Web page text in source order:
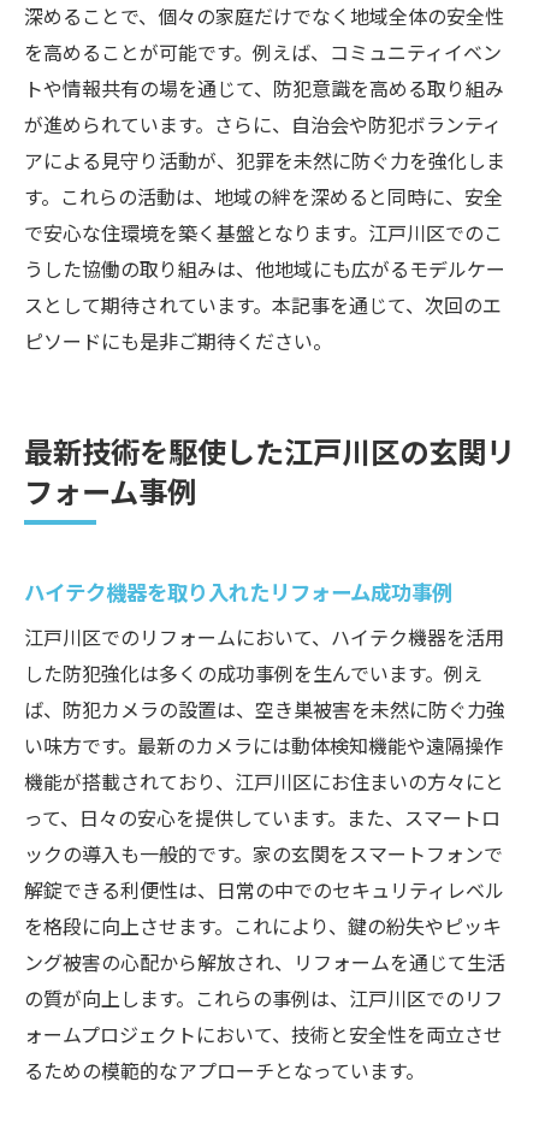
深めることで、個々の家庭だけでなく地域全体の安全性
を高めることが可能です。例えば、コミュニティイベン
トや情報共有の場を通じて、防犯意識を高める取り組み
が進められています。さらに、自治会や防犯ボランティ
アによる見守り活動が、犯罪を未然に防ぐ力を強化しま
す。これらの活動は、地域の絆を深めると同時に、安全
で安心な住環境を築く基盤となります。江戸川区でのこ
うした協働の取り組みは、他地域にも広がるモデルケー
スとして期待されています。本記事を通じて、次回のエ
ピソードにも是非ご期待ください。
最新技術を駆使した江戸川区の玄関リ
フォーム事例
ハイテク機器を取り入れたリフォーム成功事例
江戸川区でのリフォームにおいて、ハイテク機器を活用
した防犯強化は多くの成功事例を生んでいます。例え
ば、防犯カメラの設置は、空き巣被害を未然に防ぐ力強
い味方です。最新のカメラには動体検知機能や遠隔操作
機能が搭載されており、江戸川区にお住まいの方々にと
って、日々の安心を提供しています。また、スマートロ
ックの導入も一般的です。家の玄関をスマートフォンで
解錠できる利便性は、日常の中でのセキュリティレベル
を格段に向上させます。これにより、鍵の紛失やピッキ
ング被害の心配から解放され、リフォームを通じて生活
の質が向上します。これらの事例は、江戸川区でのリフ
ォームプロジェクトにおいて、技術と安全性を両立させ
るための模範的なアプローチとなっています。